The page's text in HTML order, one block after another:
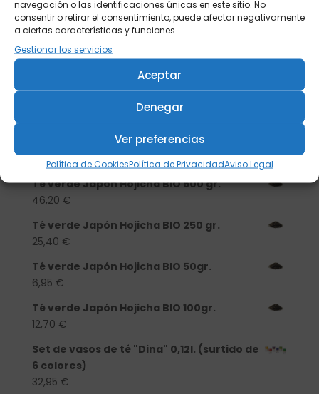
navegación o las identificaciones únicas en este sitio. No
consentir o retirar el consentimiento, puede afectar negativamente
a ciertas características y funciones.
Gestionar los servicios
Aceptar
Denegar
Ver preferencias
Política de CookiesPolítica de PrivacidadAviso Legal
Buscar
Tisanera "Christmas Cats" 0,25l.
13,90€
Té verde Japón Hojicha BIO 500 gr.
46,20 €
Té verde Japón Hojicha BIO 250 gr.
25,40 €
Té verde Japón Hojicha BIO 50gr.
6,95 €
Té verde Japón Hojicha BIO 100gr.
12,70 €
Set de vasos de té "Dina" 0,12l. (surtido de
6 colores)
32,95 €